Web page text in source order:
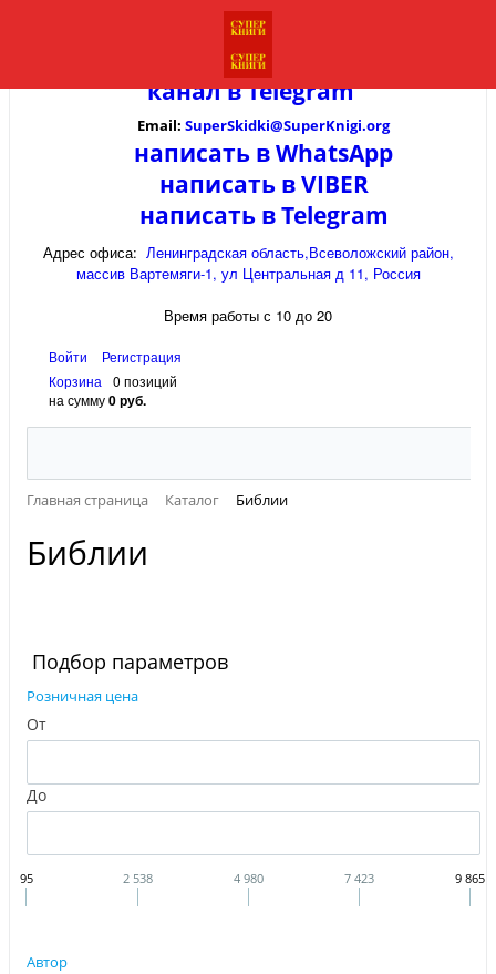
канал вTelegram
Email: SuperSkidki@SuperKnigi.org
написать в WhatsApp
написать в VIBER
написать в Telegram
Адрес офиса: Ленинградская область,Всеволожский район,
массив Вартемяги-1, ул Центральная д 11, Россия
Время работы с 10 до 20
Войти
Регистрация
Корзина
0 позиций
на сумму0 руб.
Главная страница Каталог Библии
Библии
Подбор параметров
Розничная цена
От
До
95 2 538 4 980 7 423 9 865
Автор